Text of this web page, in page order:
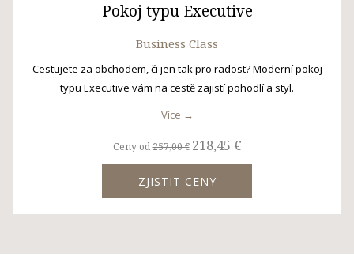
Pokoj typu Executive
Business Class
Cestujete za obchodem, či jen tak pro radost? Moderní pokoj
typu Executive vám na cestě zajistí pohodlí a styl.
Více
Ceny od257,00 € 218,45 €
ZJISTIT CENY